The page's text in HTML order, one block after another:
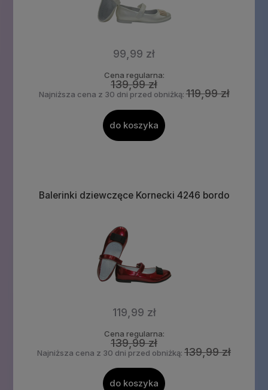
99,99 zł
Cena regularna:
139,99 zł
Najniższa cena z 30 dni przed obniżką:119,99 zł
do koszyka
Balerinki dziewczęce Kornecki 4246 bordo
119,99 zł
Cena regularna:
139,99 zł
Najniższa cena z 30 dni przed obniżką: 139,99 zł
do koszyka